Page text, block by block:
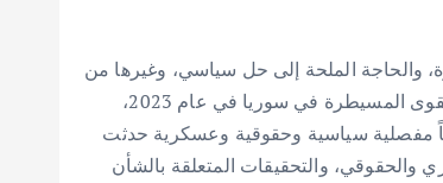
مع تسليط الضوء على الانتهاكات المستمرة، والحاجة الملحة إلى حل سياسي، وغيرها من
القضايا الحاسمة التي تؤثر على الشعب السوري. وفي هذا السياق قدَّم التَّقرير حصيلة أبرز انتهاكات حقوق الإنسان على يد أطراف النزاع والقوى المسيطرة في سوريا في عام 2023،
العام في سوريا، وتضمَّن أحداثاً مفصلية سياسية وحقوقية وعسكرية حدثت
والحقوقي، والتحقيقات المتعلقة بالشأن